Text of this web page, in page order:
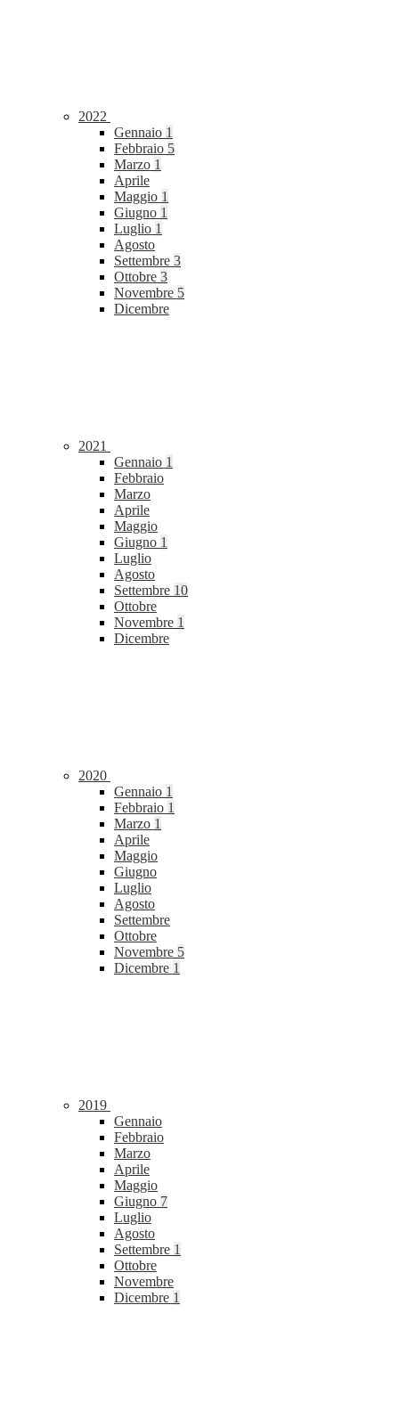
2022
Gennaio 1
Febbraio 5
Marzo 1
Aprile
Maggio 1
Giugno 1
Luglio 1
Agosto
Settembre 3
Ottobre 3
Novembre 5
Dicembre
2021
Gennaio 1
Febbraio
Marzo
Aprile
Maggio
Giugno 1
Luglio
Agosto
Settembre 10
Ottobre
Novembre 1
Dicembre
2020
Gennaio 1
Febbraio 1
Marzo 1
Aprile
Maggio
Giugno
Luglio
Agosto
Settembre
Ottobre
Novembre 5
Dicembre 1
2019
Gennaio
Febbraio
Marzo
Aprile
Maggio
Giugno 7
Luglio
Agosto
Settembre 1
Ottobre
Novembre
Dicembre 1